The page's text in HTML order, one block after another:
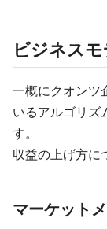
ビジネス
一概にクオンツ
いるアルゴリズ
す。
収益の上げ方に
マーケット